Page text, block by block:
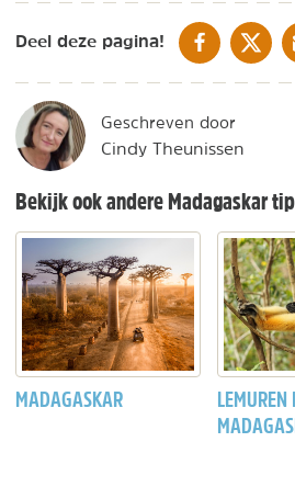
Deel deze pagina! DELEN OPDELEN
Geschreven door
Cindy Theunissen
Bekijk ook andere Madagaskar
MADAGASKAR
LEMUREN